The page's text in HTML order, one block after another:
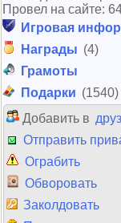
Провел на сайте:
Игровая
Награды (4)
Грамоты
Подарки (1540)
Добавить в
Отправить
Ограбить
Обворовать
Заколдовать